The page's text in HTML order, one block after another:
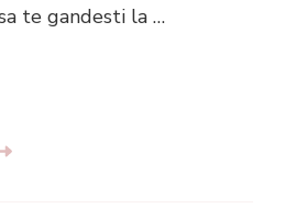
te gandesti la …